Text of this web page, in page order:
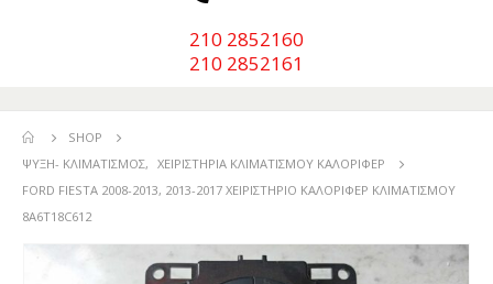
210 2852160
210 2852161
SHOP
ΨΎΞΗ- ΚΛΙΜΑΤΙΣΜΌΣ, ΧΕΙΡΙΣΤΉΡΙΑ ΚΛΙΜΑΤΙΣΜΟΎ ΚΑΛΟΡΙΦΈΡ
FORD FIESTA 2008-2013, 2013-2017 ΧΕΙΡΙΣΤΗΡΙΟ ΚΑΛΟΡΙΦΕΡ ΚΛΙΜΑΤΙΣΜΟΥ
8A6T18C612